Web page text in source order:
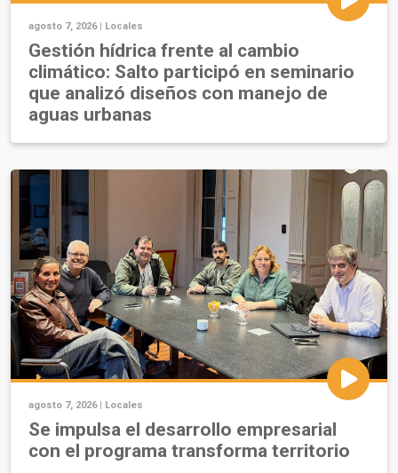
agosto 7, 2026 | Locales
Gestión hídrica frente al cambio
climático: Salto participó en seminario
que analizó diseños con manejo de
aguas urbanas
agosto 7, 2026 | Locales
Se impulsa el desarrollo empresarial
con el programa transforma territorio